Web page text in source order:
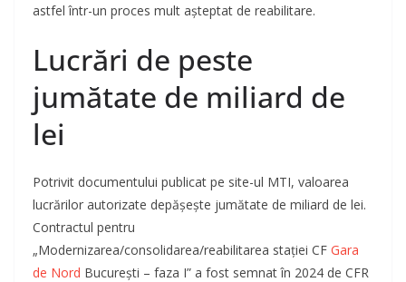
astfel într-un proces mult așteptat de reabilitare.
Lucrări de peste
jumătate de miliard de
lei
Potrivit documentului publicat pe site-ul MTI, valoarea
lucrărilor autorizate depășește jumătate de miliard de lei.
Contractul pentru
„Modernizarea/consolidarea/reabilitarea stației CF Gara
de Nord București – faza I” a fost semnat în 2024 de CFR